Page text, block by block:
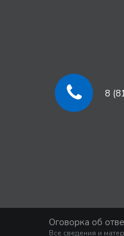
8
Оговорка об
Все сведения и